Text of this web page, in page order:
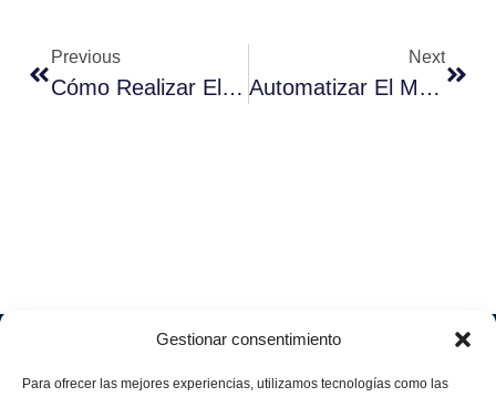
Gestionar consentimiento
Para ofrecer las mejores experiencias, utilizamos tecnologías como las
Previous
Cómo Realizar El Control Horario Con La ‘Ley Rider’
Next
Automatizar El Marketing Para Aumentar Las Ventas Y Consolidar Leads
Soluciones
Industrial
Quiénes
legal